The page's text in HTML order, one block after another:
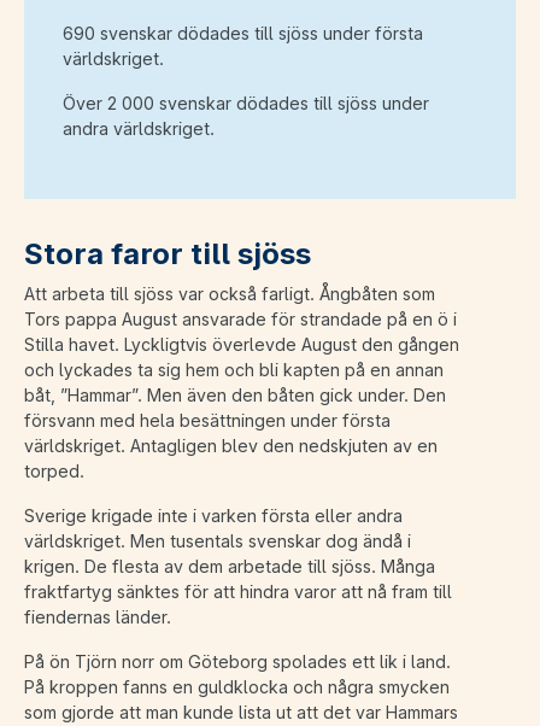
690 svenskar dödades till sjöss under första
världskriget.
Över 2 000 svenskar dödades till sjöss under
andra världskriget.
Stora faror till sjöss
Att arbeta till sjöss var också farligt. Ångbåten som
Tors pappa August ansvarade för strandade på en ö i
Stilla havet. Lyckligtvis överlevde August den gången
och lyckades ta sig hem och bli kapten på en annan
båt, ”Hammar”. Men även den båten gick under. Den
försvann med hela besättningen under första
världskriget. Antagligen blev den nedskjuten av en
torped.
Sverige krigade inte i varken första eller andra
världskriget. Men tusentals svenskar dog ändå i
krigen. De flesta av dem arbetade till sjöss. Många
fraktfartyg sänktes för att hindra varor att nå fram till
fiendernas länder.
På ön Tjörn norr om Göteborg spolades ett lik i land.
På kroppen fanns en guldklocka och några smycken
som gjorde att man kunde lista ut att det var Hammars